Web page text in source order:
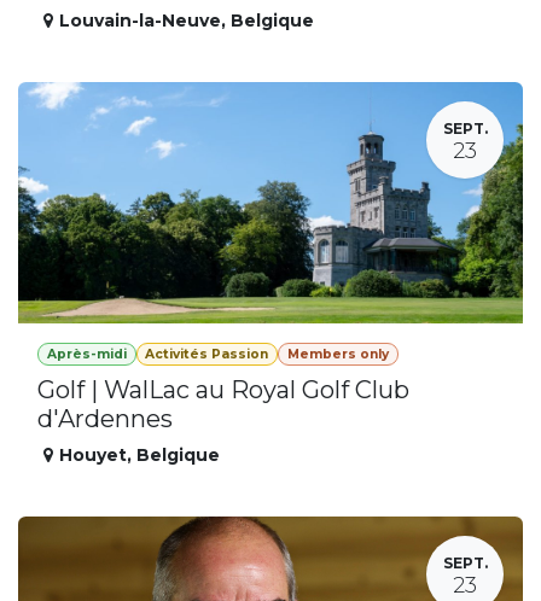
Louvain-la-Neuve, Belgique
SEPT.
23
Après-midi Activités Passion Members only
Golf | WalLac au Royal Golf Club
d'Ardennes
Houyet, Belgique
SEPT.
23